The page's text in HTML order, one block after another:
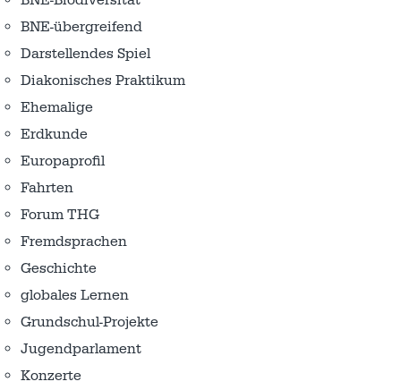
BNE-übergreifend
Darstellendes Spiel
Diakonisches Praktikum
Ehemalige
Erdkunde
Europaprofil
Fahrten
Forum THG
Fremdsprachen
Geschichte
globales Lernen
Grundschul-Projekte
Jugendparlament
Konzerte